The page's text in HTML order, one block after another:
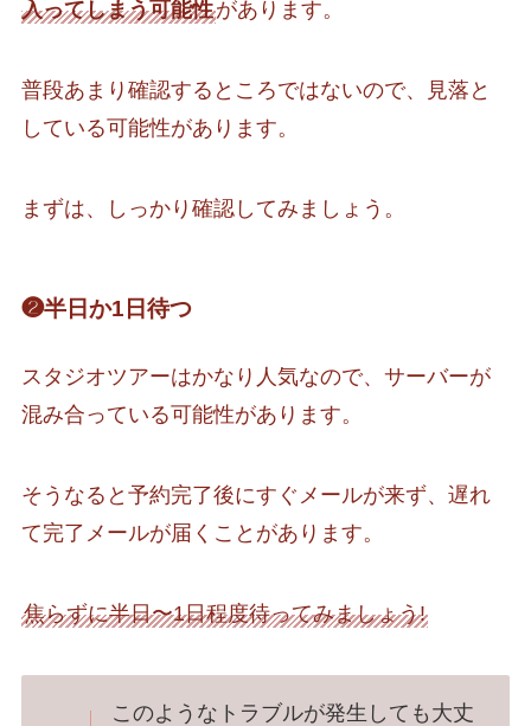
入ってしまう可能性があります。
普段あまり確認するところではないので、見落と
している可能性があります。
まずは、しっかり確認してみましょう。
❷半日か1日待つ
スタジオツアーはかなり人気なので、サーバーが
混み合っている可能性があります。
そうなると予約完了後にすぐメールが来ず、遅れ
て完了メールが届くことがあります。
焦らずに半日〜1日程度待ってみましょう!
このようなトラブルが発生しても大丈